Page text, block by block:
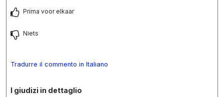
Prima voor elkaar
Niets
Tradurre il commento in Italiano
I giudizi in dettaglio